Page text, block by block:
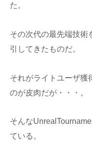
た。
その次代の最先端技術
引してきたものだ。
それがライトユーザ獲
のが皮肉だが・・・。
そんな
ている。